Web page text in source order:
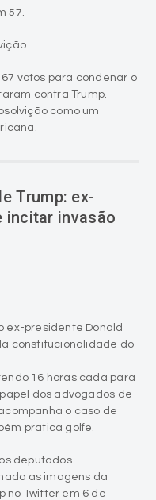
57.
votos para condenar o
contra Trump.
como um
Trump: ex-
incitar invasão
ex-presidente Donald
constitucionalidade do
16 horas cada para
dos advogados de
o caso de
pratica golfe.
deputados
as imagens da
no Twitter em 6 de